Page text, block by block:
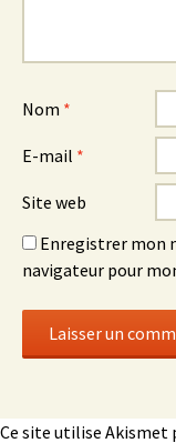
Nom *
E-mail *
Site web
Enregistrer mon
navigateur pour
Ce site utilise Akismet